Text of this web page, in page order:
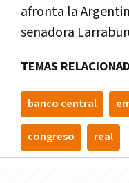
afronta la
senadora
TEMAS
banco central
congreso real